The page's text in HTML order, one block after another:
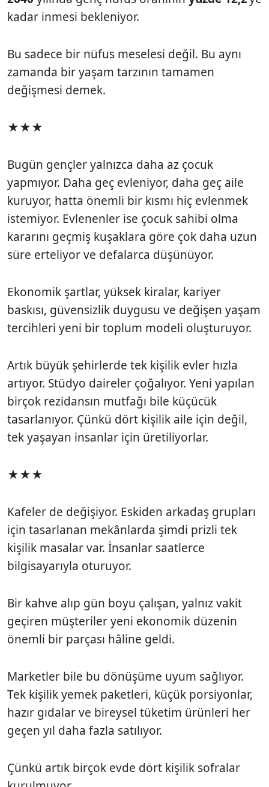
kadar inmesi bekleniyor.
Bu sadece bir nüfus meselesi değil. Bu aynı
zamanda bir yaşam tarzının tamamen
değişmesi demek.
★★★
Bugün gençler yalnızca daha az çocuk
yapmıyor. Daha geç evleniyor, daha geç aile
kuruyor, hatta önemli bir kısmı hiç evlenmek
istemiyor. Evlenenler ise çocuk sahibi olma
kararını geçmiş kuşaklara göre çok daha uzun
süre erteliyor ve defalarca düşünüyor.
Ekonomik şartlar, yüksek kiralar, kariyer
baskısı, güvensizlik duygusu ve değişen yaşam
tercihleri yeni bir toplum modeli oluşturuyor.
Artık büyük şehirlerde tek kişilik evler hızla
artıyor. Stüdyo daireler çoğalıyor. Yeni yapılan
birçok rezidansın mutfağı bile küçücük
tasarlanıyor. Çünkü dört kişilik aile için değil,
tek yaşayan insanlar için üretiliyorlar.
★★★
Kafeler de değişiyor. Eskiden arkadaş grupları
için tasarlanan mekânlarda şimdi prizli tek
kişilik masalar var. İnsanlar saatlerce
bilgisayarıyla oturuyor.
Bir kahve alıp gün boyu çalışan, yalnız vakit
geçiren müşteriler yeni ekonomik düzenin
önemli bir parçası hâline geldi.
Marketler bile bu dönüşüme uyum sağlıyor.
Tek kişilik yemek paketleri, küçük porsiyonlar,
hazır gıdalar ve bireysel tüketim ürünleri her
geçen yıl daha fazla satılıyor.
Çünkü artık birçok evde dört kişilik sofralar